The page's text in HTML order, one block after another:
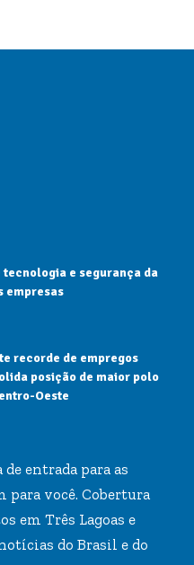
tecnologia e segurança da
empresas
recorde de empregos
posição de maior polo
Oeste
de entrada para as
você. Cobertura
em Três Lagoas e
do Brasil e do